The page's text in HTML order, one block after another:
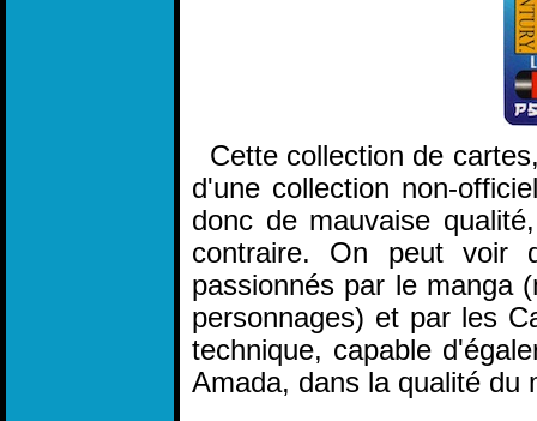
Cette collection de
d'une collection non-
donc de mauvaise
contraire. On peut voir
passionnés par le manga
personnages) et par les
technique, capable
Amada, dans la qualité du